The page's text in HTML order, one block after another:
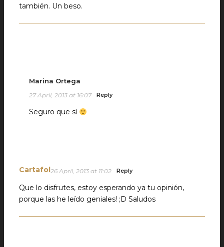
también. Un beso.
Marina Ortega
27 April, 2013 at 16:07 Reply
Seguro que sí
Cartafol 26 April, 2013 at 11:02 Reply
Que lo disfrutes, estoy esperando ya tu opinión,
porque las he leído geniales! ;D Saludos